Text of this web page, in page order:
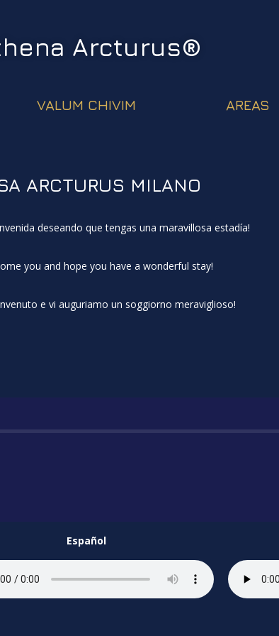
Arcturus®
VALUM CHIVIM AREAS
ARCTURUS MILANO
deseando que tengas una maravillosa estadía!
you and hope you have a wonderful stay!
e vi auguriamo un soggiorno meraviglioso!
Español